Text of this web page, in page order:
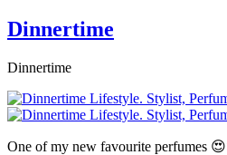
Dinnertime
Dinnertime
One of my new favourite perfumes